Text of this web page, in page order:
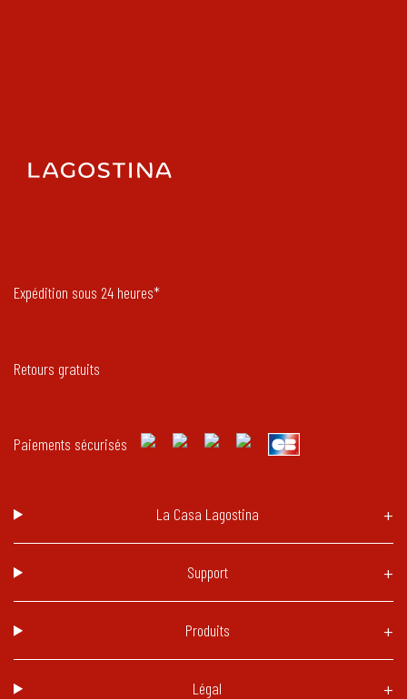
Expédition sous 24 heures*
Retours gratuits
Paiements sécurisés
La Casa Lagostina
Support
Produits
Légal